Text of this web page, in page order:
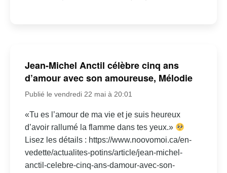
Jean-Michel Anctil célèbre cinq ans
d’amour avec son amoureuse, Mélodie
Publié le vendredi 22 mai à 20:01
«Tu es l’amour de ma vie et je suis heureux
d’avoir rallumé la flamme dans tes yeux.»
Lisez les détails : https://www.noovomoi.ca/en-
vedette/actualites-potins/article/jean-michel-
anctil-celebre-cinq-ans-damour-avec-son-